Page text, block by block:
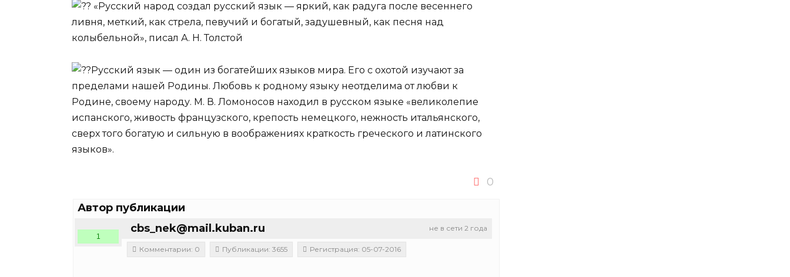
«Русский народ создал русский язык — яркий, как радуга после весеннего
ливня, меткий, как стрела, певучий и богатый, задушевный, как песня над
колыбельной», писал А. Н. Толстой
Русский язык — один из богатейших языков мира. Его с охотой изучают за
пределами нашей Родины. Любовь к родному языку неотделима от любви к
Родине, своему народу. М. В. Ломоносов находил в русском языке «великолепие
испанского, живость французского, крепость немецкого, нежность итальянского,
сверх того богатую и сильную в воображениях краткость греческого и латинского
языков».
0
Автор публикации
не в сети 2 года
cbs_nek@mail.kuban.ru
1
Комментарии: 0 Публикации: 3655 Регистрация: 05-07-2016